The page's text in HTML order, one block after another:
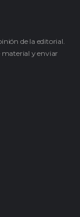
de la editorial.
material y enviar